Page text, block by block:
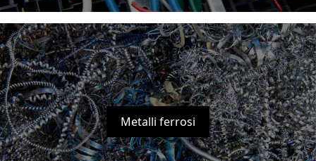
Metalli ferrosi